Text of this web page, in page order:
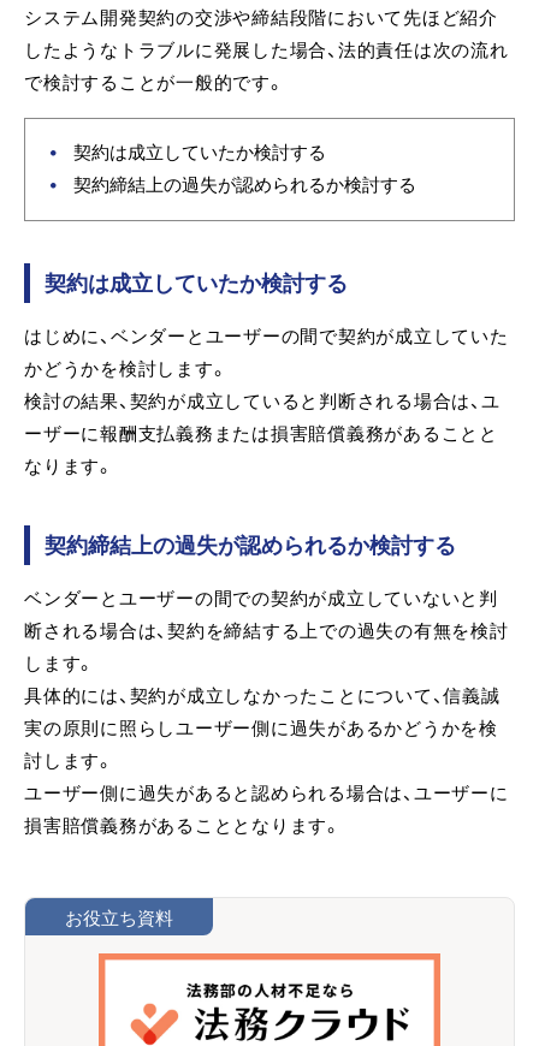
システム開発契約の交渉や締結段階において先ほど紹介
したようなトラブルに発展した場合、法的責任は次の流れ
で検討することが一般的です。
契約は成立していたか検討する
契約締結上の過失が認められるか検討する
契約は成立していたか検討する
はじめに、ベンダーとユーザーの間で契約が成立していた
かどうかを検討します。
検討の結果、契約が成立していると判断される場合は、ユ
ーザーに報酬支払義務または損害賠償義務があることと
なります。
契約締結上の過失が認められるか検討する
ベンダーとユーザーの間での契約が成立していないと判
断される場合は、契約を締結する上での過失の有無を検討
します。
具体的には、契約が成立しなかったことについて、信義誠
実の原則に照らしユーザー側に過失があるかどうかを検
討します。
ユーザー側に過失があると認められる場合は、ユーザーに
損害賠償義務があることとなります。
お役立ち資料